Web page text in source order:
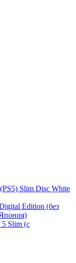
Slim Disc White
Edition (без
5 Slim (с